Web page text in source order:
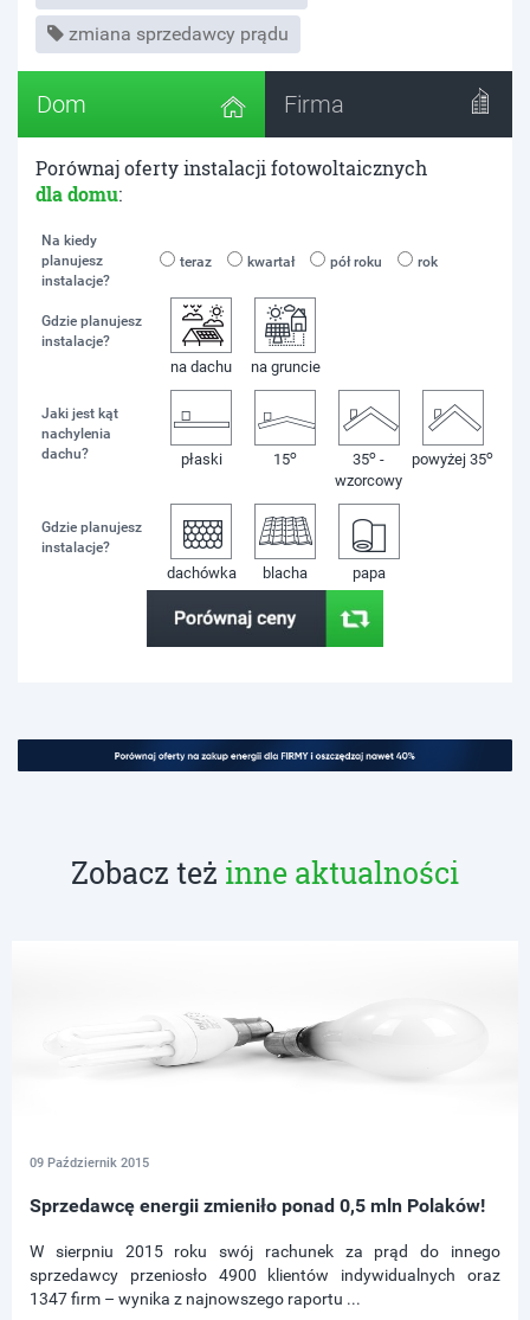
zmiana sprzedawcy prądu
Dom Firma
Porównaj oferty instalacji fotowoltaicznych
dla domu:
Na kiedy
planujesz
instalacje?
teraz kwartał pół roku rok
Gdzie planujesz
instalacje?
na dachu na gruncie
Jaki jest kąt
nachylenia
dachu?
płaski 15o 35o -
wzorcowy
powyżej 35o
Gdzie planujesz
instalacje?
dachówka blacha papa
Zobacz też inne aktualności
09 Październik 2015
Sprzedawcę energii zmieniło ponad 0,5 mln Polaków!
W sierpniu 2015 roku swój rachunek za prąd do innego
sprzedawcy przeniosło 4900 klientów indywidualnych oraz
1347 firm – wynika z najnowszego raportu ...